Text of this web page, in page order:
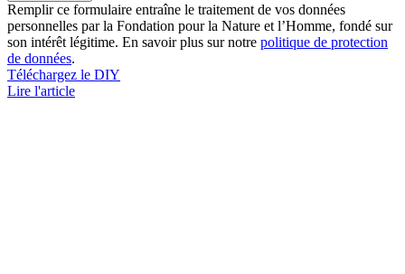
Remplir ce formulaire entraîne le traitement de vos données
personnelles par la Fondation pour la Nature et l’Homme, fondé sur
son intérêt légitime. En savoir plus sur notre politique de protection
de données.
Téléchargez le DIY
Lire l'article